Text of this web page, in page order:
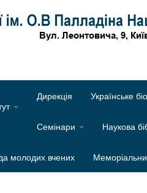
Дирекція Українське
Семінари Наукова
молодих вчених